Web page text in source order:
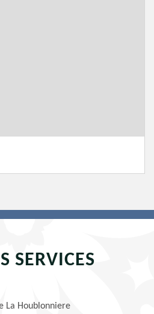
SERVICES
La Houblonniere